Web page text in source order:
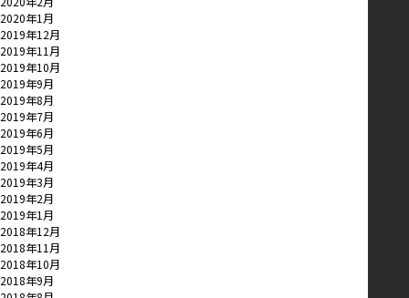
2020年1月
2019年12月
2019年11月
2019年10月
2019年9月
2019年8月
2019年7月
2019年6月
2019年5月
2019年4月
2019年3月
2019年2月
2019年1月
2018年12月
2018年11月
2018年10月
2018年9月